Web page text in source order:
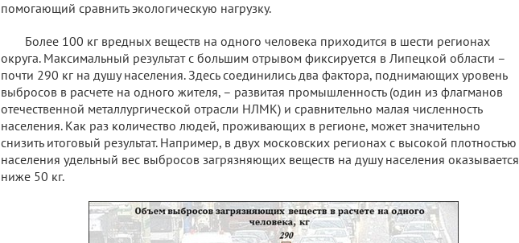
помогающий сравнить экологическую нагрузку.
Более 100 кг вредных веществ на одного человека приходится в шести регионах
округа. Максимальный результат с большим отрывом фиксируется в Липецкой области –
почти 290 кг на душу населения. Здесь соединились два фактора, поднимающих уровень
выбросов в расчете на одного жителя, – развитая промышленность (один из флагманов
отечественной металлургической отрасли НЛМК) и сравнительно малая численность
населения. Как раз количество людей, проживающих в регионе, может значительно
снизить итоговый результат. Например, в двух московских регионах с высокой плотностью
населения удельный вес выбросов загрязняющих веществ на душу населения оказывается
ниже 50 кг.